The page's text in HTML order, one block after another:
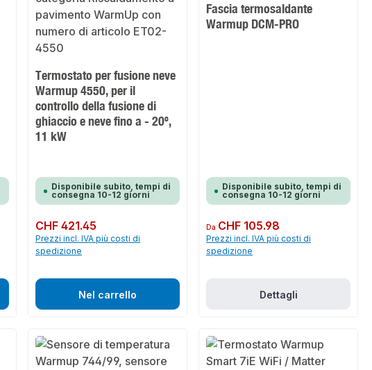
Termostato per fusione neve
Warmup 4550, per il
controllo della fusione di
ghiaccio e neve fino a - 20º,
11 kW
Disponibile subito, tempi di
consegna 10-12 giorni
Prezzo normale:
CHF 421.45
Prezzi incl. IVA più costi di
spedizione
Nel carrello
Fascia termosaldante
Warmup DCM-PRO
Disponibile subito, tempi di
consegna 10-12 giorni
Prezzo normale:
Da CHF 105.98
Prezzi incl. IVA più costi di
spedizione
Dettagli